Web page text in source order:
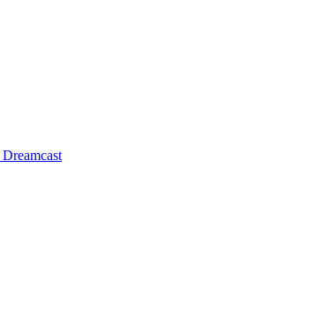
Dreamcast